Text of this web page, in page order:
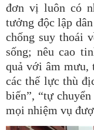
đơn vị luôn có
tưởng độc lập
chống suy thoái
sống; nêu cao
quả với âm mưu,
các thế lực thù
biến”, “tự
mọi nhiệm vụ